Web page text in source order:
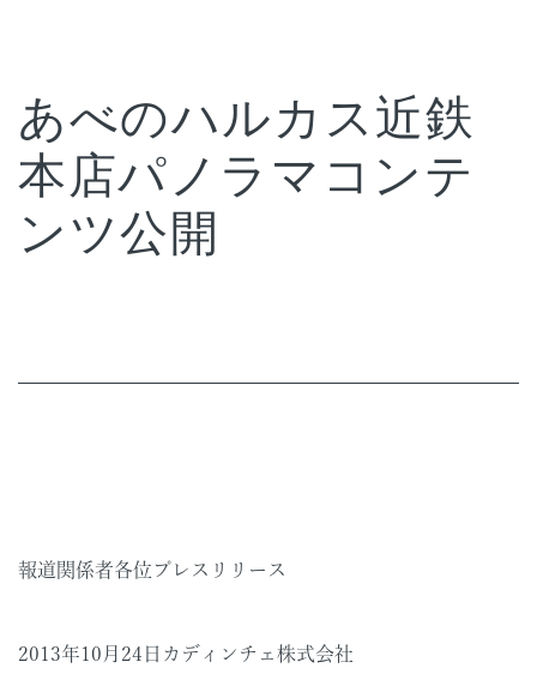
あべのハルカス近鉄
本店パノラマコンテ
ンツ公開
報道関係者各位プレスリリース
2013年10月24日カディンチェ株式会社